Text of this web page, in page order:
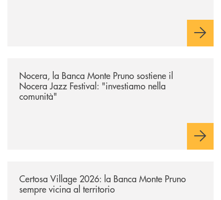
Nocera, la Banca Monte Pruno sostiene il
Nocera Jazz Festival: "investiamo nella
comunità"
Certosa Village 2026: la Banca Monte Pruno
sempre vicina al territorio